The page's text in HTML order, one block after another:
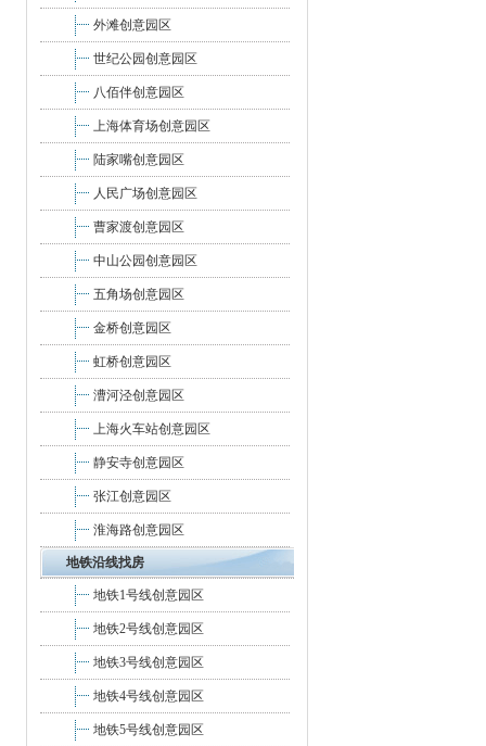
外滩创意园区
世纪公园创意园区
八佰伴创意园区
上海体育场创意园区
陆家嘴创意园区
人民广场创意园区
曹家渡创意园区
中山公园创意园区
五角场创意园区
金桥创意园区
虹桥创意园区
漕河泾创意园区
上海火车站创意园区
静安寺创意园区
张江创意园区
淮海路创意园区
地铁沿线找房
地铁1号线创意园区
地铁2号线创意园区
地铁3号线创意园区
地铁4号线创意园区
地铁5号线创意园区